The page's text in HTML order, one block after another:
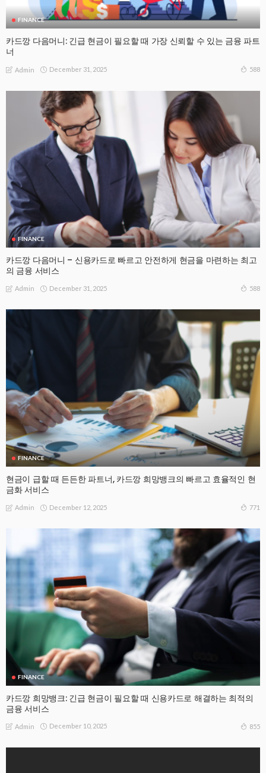
FINANCE
카드깡 다음머니: 긴급 현금이 필요할 때 가장 신뢰할 수 있는 금융 파트
너
Admin December 31, 2025 588
FINANCE
카드깡 다음머니 – 신용카드로 빠르고 안전하게 현금을 마련하는 최고
의 금융 서비스
Admin December 31, 2025 588
FINANCE
현금이 급할 때 든든한 파트너, 카드깡 희망뱅크의 빠르고 효율적인 현
금화 서비스
Admin December 12, 2025 771
FINANCE
카드깡 희망뱅크: 긴급 현금이 필요할 때 신용카드로 해결하는 최적의
금융 서비스
Admin December 10, 2025 855